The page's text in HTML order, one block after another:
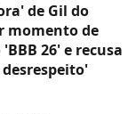
de Gil do
momento de
26' e recusa